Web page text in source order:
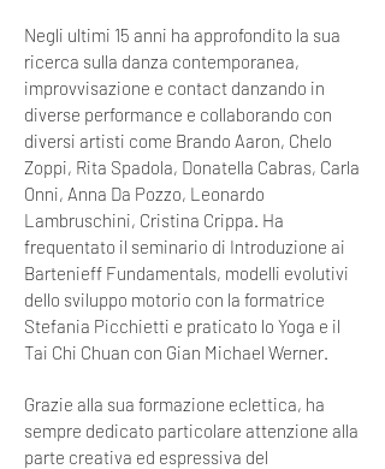
Negli ultimi 15 anni ha approfondito la sua
ricerca sulla danza contemporanea,
improvvisazione e contact danzando in
diverse performance e collaborando con
diversi artisti come Brando Aaron, Chelo
Zoppi, Rita Spadola, Donatella Cabras, Carla
Onni, Anna Da Pozzo, Leonardo
Lambruschini, Cristina Crippa. Ha
frequentato il seminario di Introduzione ai
Bartenieff Fundamentals, modelli evolutivi
dello sviluppo motorio con la formatrice
Stefania Picchietti e praticato lo Yoga e il
Tai Chi Chuan con Gian Michael Werner.
Grazie alla sua formazione eclettica, ha
sempre dedicato particolare attenzione alla
parte creativa ed espressiva del